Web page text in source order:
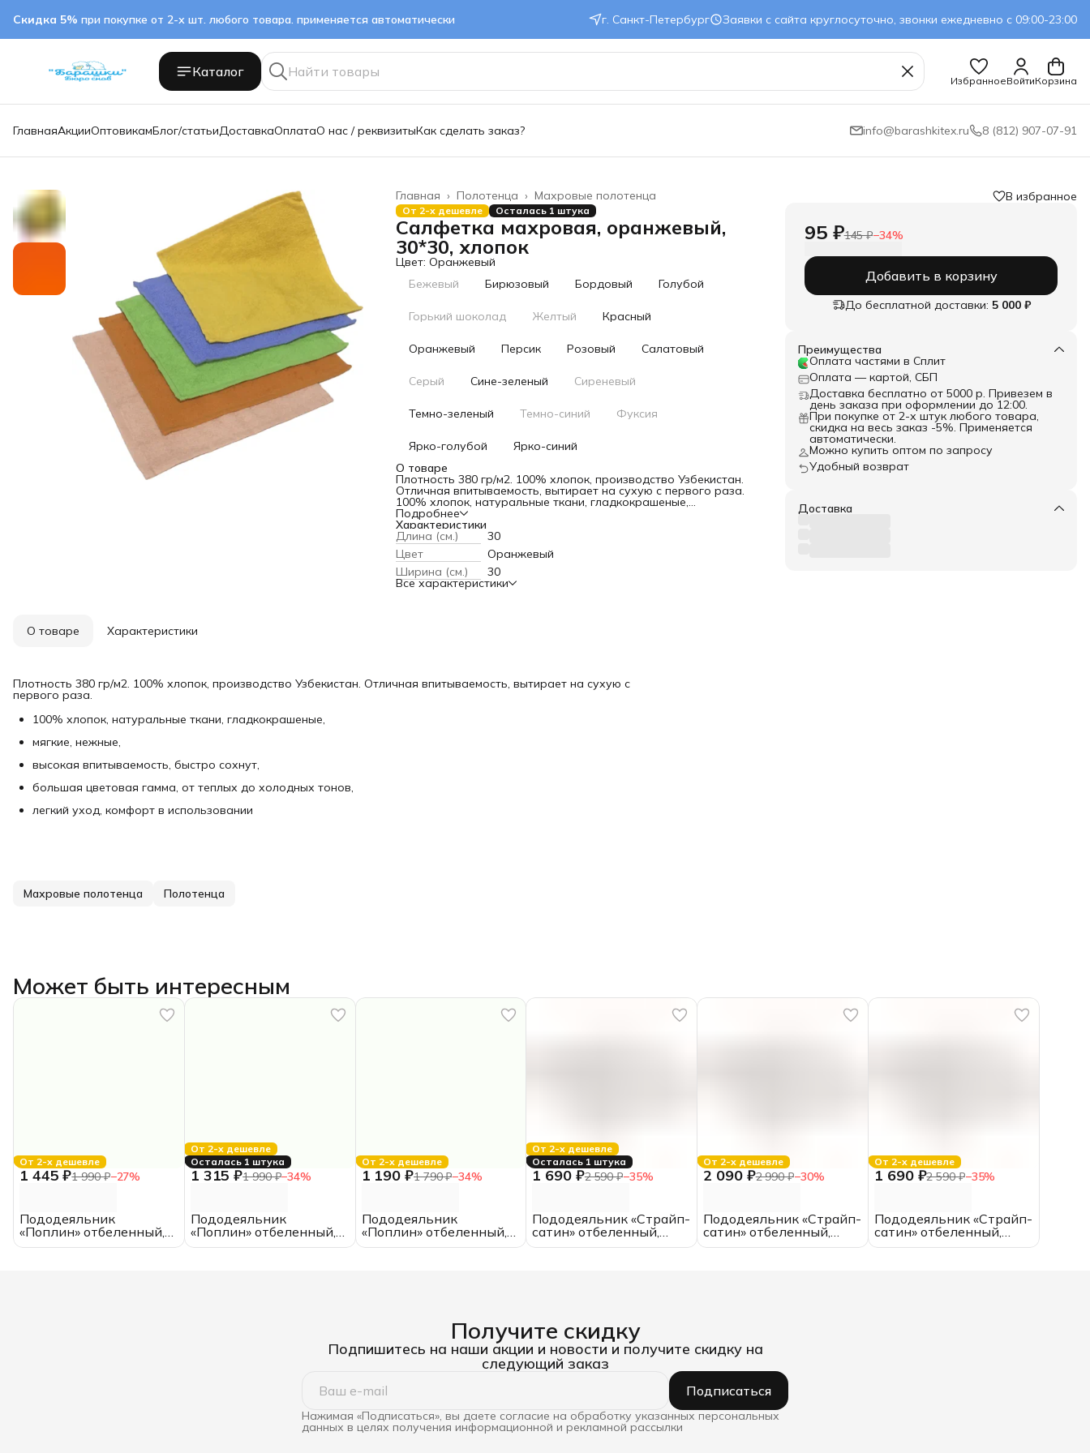
Скидка 5% при покупке от 2-х шт. любого товара. применяется автоматически г. Санкт-Петербург Заявки с сайта круглосуточно, звонки ежедневно с 09:00-23:00
Каталог
ИзбранноеВойтиКорзина
ГлавнаяАкцииОптовикамБлог/статьиДоставкаОплатаО нас / реквизитыКак сделать заказ? info@barashkitex.ru 8 (812) 907-07-91
Махровые полотенца
Полотенца ›
Главная ›
От 2-х дешевле Осталась 1 штука
Салфетка махровая, оранжевый,
30*30, хлопок
Цвет: Оранжевый
Бежевый
Бирюзовый Бордовый Голубой
Горький шоколад Желтый Красный
Оранжевый Персик Розовый Салатовый
Серый Сине-зеленый Сиреневый
Темно-зеленый Темно-синий Фуксия
Ярко-голубой
Ярко-синий
О товаре
Плотность 380 гр/м2. 100% хлопок, производство Узбекистан.
Отличная впитываемость, вытирает на сухую с первого раза.
100% хлопок, натуральные ткани, гладкокрашеные,
мягкие, нежные,
высокая впитываемость, быстро сохнут,
большая цветовая гамма, от теплых до холодных тонов,
легкий уход, комфорт в использовании
Подробнее
Характеристики
Длина (см.)
30
Цвет
Оранжевый
Ширина (см.)
30
Все характеристики
В избранное
95 ₽145 ₽−34%
Добавить в корзину
До бесплатной доставки: 5 000 ₽
Преимущества
Оплата частями в Сплит
Оплата — картой, СБП
Доставка бесплатно от 5000 р. Привезем в
день заказа при оформлении до 12:00.
При покупке от 2-х штук любого товара,
скидка на весь заказ -5%. Применяется
автоматически.
Можно купить оптом по запросу
Удобный возврат
Доставка
О товаре Характеристики
Плотность 380 гр/м2. 100% хлопок, производство Узбекистан. Отличная впитываемость, вытирает на сухую с
первого раза.
100% хлопок, натуральные ткани, гладкокрашеные,
мягкие, нежные,
высокая впитываемость, быстро сохнут,
большая цветовая гамма, от теплых до холодных тонов,
легкий уход, комфорт в использовании
Махровые полотенца Полотенца
Может быть интересным
От 2-х дешевле
1 445 ₽1 990 ₽−27%
Пододеяльник
«Поплин» отбеленный,
200*200, ИКЕА, ЕВРО,
От 2-х дешевле
Осталась 1 штука
1 315 ₽1 990 ₽−34%
Пододеяльник
«Поплин» отбеленный,
175*210, двуспальный,
От 2-х дешевле
1 190 ₽1 790 ₽−34%
Пододеяльник
«Поплин» отбеленный,
145*210,
От 2-х дешевле
Осталась 1 штука
1 690 ₽2 590 ₽−35%
Пододеяльник «Страйп-
сатин» отбеленный,
145*210,
От 2-х дешевле
2 090 ₽2 990 ₽−30%
Пододеяльник «Страйп-
сатин» отбеленный,
200*220, ЕВРО, хлопок,
От 2-х дешевле
1 690 ₽2 590 ₽−35%
Пододеяльник «Страйп-
сатин» отбеленный,
145*210,
Получите скидку
Подпишитесь на наши акции и новости и получите скидку на
следующий заказ
Подписаться
Нажимая «Подписаться», вы даете согласие на обработку указанных персональных
данных в целях получения информационной и рекламной рассылки